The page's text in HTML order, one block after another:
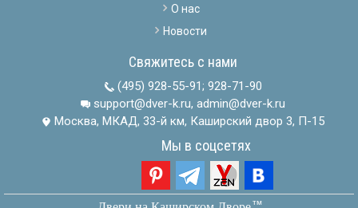
О нас
Новости
Свяжитесь с нами
(495) 928-55-91; 928-71-90
support@dver-k.ru, admin@dver-k.ru
Москва, МКАД, 33-й км, Каширский двор 3, П-15
Мы в соцсетях
тм